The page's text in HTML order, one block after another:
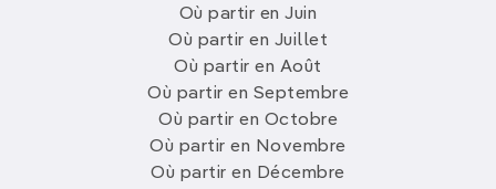
Où partir en Juin
Où partir en Juillet
Où partir en Août
Où partir en Septembre
Où partir en Octobre
Où partir en Novembre
Où partir en Décembre